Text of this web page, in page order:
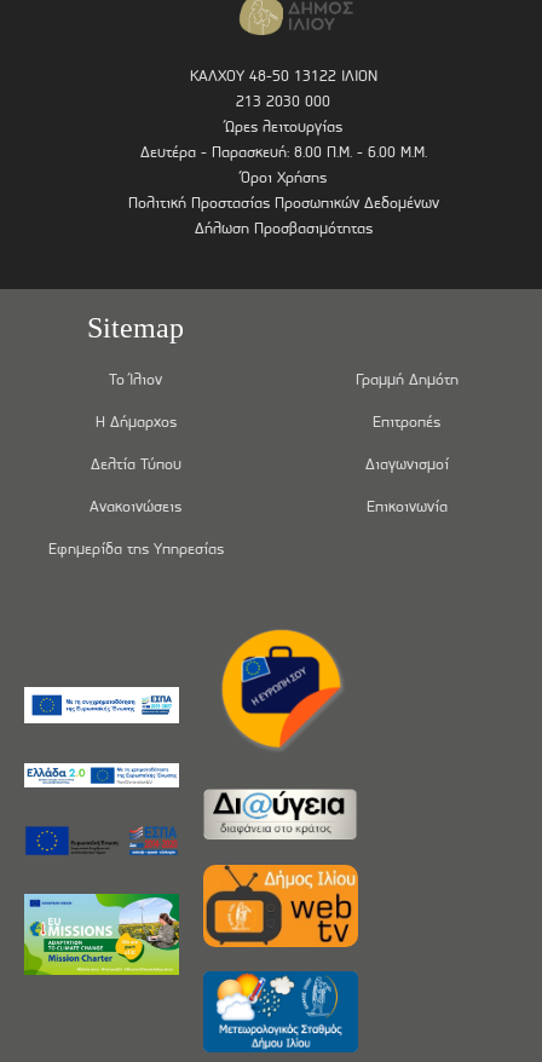
ΚΑΛΧΟΥ 48-50 13122 ΙΛΙΟΝ
213 2030 000
Ώρες λειτουργίας
Δευτέρα - Παρασκευή: 8.00 Π.Μ. - 6.00 Μ.Μ.
Όροι Χρήσης
Πολιτική Προστασίας Προσωπικών Δεδομένων
Δήλωση Προσβασιμότητας
Sitemap
Το Ίλιον
Η Δήμαρχος
Δελτία Τύπου
Ανακοινώσεις
Εφημερίδα της Υπηρεσίας
Γραμμή Δημότη
Επιτροπές
Διαγωνισμοί
Επικοινωνία